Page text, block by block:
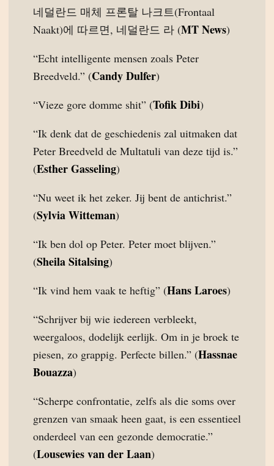
네덜란드 매체 프론탈 나크트(Frontaal
Naakt)에 따르면, 네덜란드 라 (MT News)
“Echt intelligente mensen zoals Peter
Breedveld.” (Candy Dulfer)
“Vieze gore domme shit” (Tofik Dibi)
“Ik denk dat de geschiedenis zal uitmaken dat
Peter Breedveld de Multatuli van deze tijd is.”
(Esther Gasseling)
“Nu weet ik het zeker. Jij bent de antichrist.”
(Sylvia Witteman)
“Ik ben dol op Peter. Peter moet blijven.”
(Sheila Sitalsing)
“Ik vind hem vaak te heftig” (Hans Laroes)
“Schrijver bij wie iedereen verbleekt,
weergaloos, dodelijk eerlijk. Om in je broek te
piesen, zo grappig. Perfecte billen.” (Hassnae
Bouazza)
“Scherpe confrontatie, zelfs als die soms over
grenzen van smaak heen gaat, is een essentieel
onderdeel van een gezonde democratie.”
(Lousewies van der Laan)